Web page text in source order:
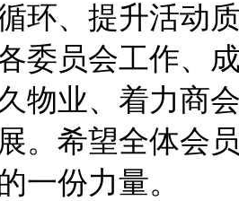
环、提升活动
委员会工作、
物业、着力商
。希望全体会
一份力量。